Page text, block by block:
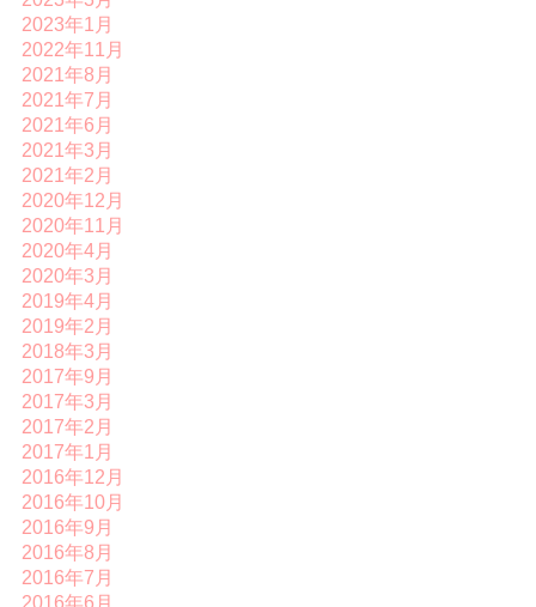
2023年1月
2022年11月
2021年8月
2021年7月
2021年6月
2021年3月
2021年2月
2020年12月
2020年11月
2020年4月
2020年3月
2019年4月
2019年2月
2018年3月
2017年9月
2017年3月
2017年2月
2017年1月
2016年12月
2016年10月
2016年9月
2016年8月
2016年7月